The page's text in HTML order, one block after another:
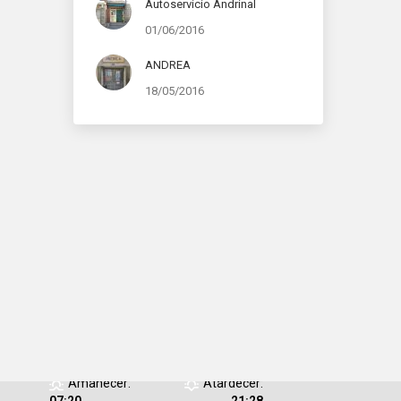
Autoservicio Andrinal
01/06/2016
ANDREA
18/05/2016
Amanecer:
Atardecer: